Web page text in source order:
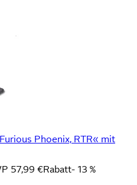
Phoenix, RTR« mit
57,99 €Rabatt- 13 %